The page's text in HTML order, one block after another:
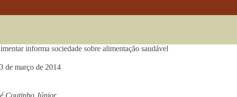
informa sociedade sobre alimentação saudável
de março de 2014
Coutinho Júnior